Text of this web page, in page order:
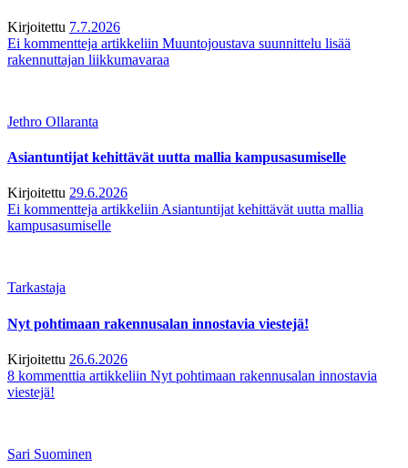
Kirjoitettu 7.7.2026
Ei kommentteja artikkeliin Muuntojoustava suunnittelu lisää
rakennuttajan liikkumavaraa
Jethro Ollaranta
Asiantuntijat kehittävät uutta mallia kampusasumiselle
Kirjoitettu 29.6.2026
Ei kommentteja artikkeliin Asiantuntijat kehittävät uutta mallia
kampusasumiselle
Tarkastaja
Nyt pohtimaan rakennusalan innostavia viestejä!
Kirjoitettu 26.6.2026
8 kommenttia artikkeliin Nyt pohtimaan rakennusalan innostavia
viestejä!
Sari Suominen